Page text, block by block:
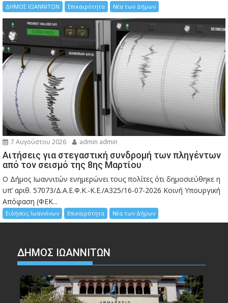
ΔΗΜΟΣ ΙΩΑΝΝΙΤΩΝ Επικαιρότητα Νέα των Δήμων
7 Αυγούστου 2026 admin admin
Αιτήσεις για στεγαστική συνδρομή των πληγέντων
από τον σεισμό της 8ης Μαρτίου
Ο Δήμος Ιωαννιτών ενημερώνει τους πολίτες ότι δημοσιεύθηκε η
υπ’ αριθ. 57073/Δ.Α.Ε.Φ.Κ.-Κ.Ε./Α325/16-07-2026 Κοινή Υπουργική
Απόφαση (ΦΕΚ...
Ειδήσεις Ιωαννίνων Επικαιρότητα Νέα των Δήμων
ΔΗΜΟΣ ΙΩΑΝΝΙΤΩΝ